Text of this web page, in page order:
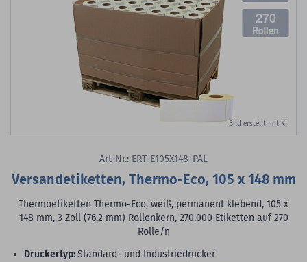
270
Bild erstellt mit KI
Art-Nr.: ERT-E105X148-PAL
Versandetiketten, Thermo-Eco, 105 x 148 mm
Thermoetiketten Thermo-Eco, weiß, permanent klebend, 105 x
148 mm, 3 Zoll (76,2 mm) Rollenkern, 270.000 Etiketten auf 270
Rolle/n
Druckertyp:Standard- und Industriedrucker